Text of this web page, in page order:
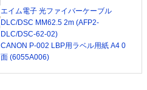
エイム電子 光ファイバーケーブル
DLC/DSC MM62.5 2m (AFP2-
DLC/DSC-62-02)
CANON P-002 LBP用ラベル用紙 A4 0
面 (6055A006)